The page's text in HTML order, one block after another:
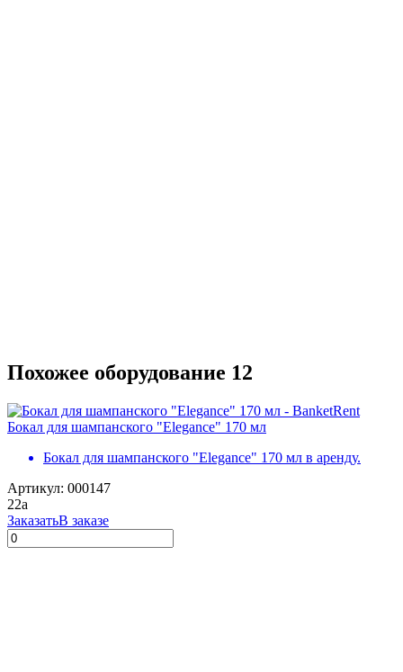
Похожее оборудование 12
Бокал для шампанского "Elegance" 170 мл
Бокал для шампанского "Elegance" 170 мл в аренду.
Артикул: 000147
22a
ЗаказатьВ заказе